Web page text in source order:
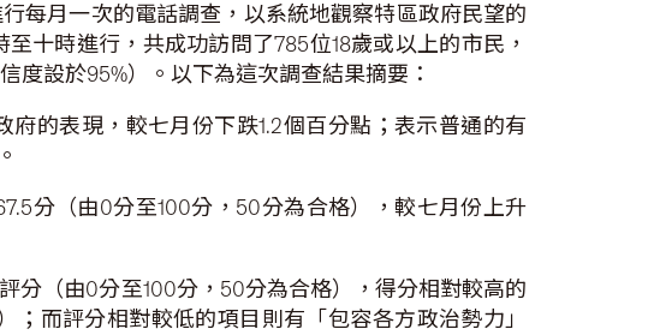
每月一次的電話調查，以系統地觀察特區政府民望的
十時進行，共成功訪問了785位18歲或以上的市民，
度設於95%）。以下為這次調查結果摘要：
府的表現，較七月份下跌1.2個百分點；表示普通的有
分（由0分至100分，50分為合格），較七月份上升
分（由0分至100分，50分為合格），得分相對較高的
而評分相對較低的項目則有「包容各方政治勢力」